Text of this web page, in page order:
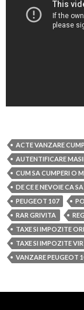
ACTE VANZARE
AUTENTIFICARE
CUM SA CUMPERI O
DE CE E NEVOIE CA
PEUGEOT 107
RAR GRIVITA
TAXE SI IMPOZITE
TAXE SI IMPOZITE
VANZARE PEUGEOT